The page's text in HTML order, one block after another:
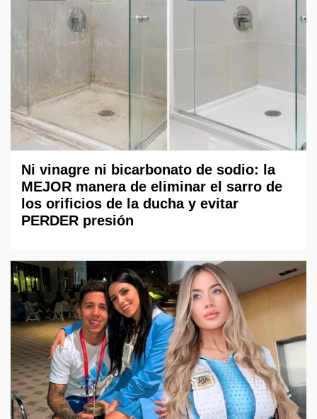
Ni vinagre ni bicarbonato de sodio: la
MEJOR manera de eliminar el sarro de
los orificios de la ducha y evitar
PERDER presión